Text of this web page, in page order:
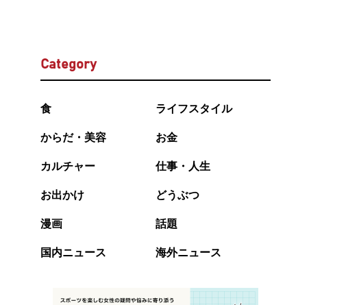
Category
食 ライフスタイル
からだ・美容 お金
カルチャー 仕事・人生
お出かけ どうぶつ
漫画 話題
国内ニュース 海外ニュース